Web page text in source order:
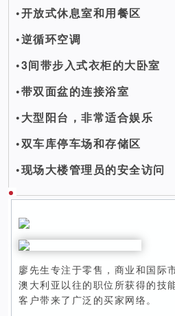
•开放式休息室和用餐区
•逆循环空调
•3间带步入式衣柜的大卧室
•带双面盆的连接浴室
•大型阳台，非常适合娱乐
•双车库停车场和存储区
•现场大楼管理员的安全访问
廖先生专注于零售，商业和国际
澳大利亚以往的职位所获得的
客户带来了广泛的买家网络。